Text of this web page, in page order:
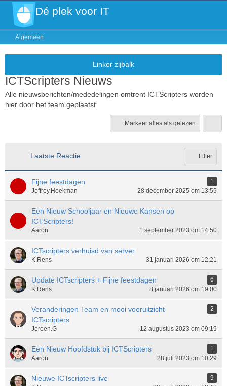
Dé plek voor IT
Algemeen
ICTScripters Nieuws
Alle nieuwsberichten/mededelingen omtrent ICTScripters worden
hier door het team geplaatst.
Markeer alles als gelezen
Laatste Reactie Filter
Fijne feestdagen
1
Jeffrey.Hoekman
28 december 2025 om 13:55
Een Nieuw Schooljaar en Nieuwe Kansen op
ICTScripters!
Aaron 1 september 2023 om 14:50
ICTscripters verhuisd van server
K.Rens 31 januari 2026 om 12:21
Update ICTscripters + Fijne feestdagen
6
K.Rens
8 januari 2026 om 19:00
Veranderingen Team en mooi vooruitzicht
ICTscripters
2
Jeroen.G 12 augustus 2023 om 09:19
Een Nieuw Hoofdstuk bij ICTScripters
1
Aaron
28 juli 2023 om 10:29
Nieuwe ICTscripters live
9